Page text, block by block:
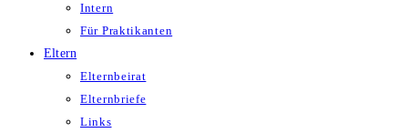
Intern
Für Praktikanten
Eltern
Elternbeirat
Elternbriefe
Links